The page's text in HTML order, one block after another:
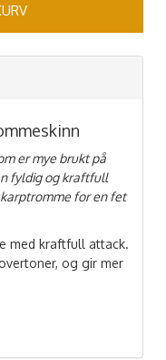
er mye brukt på
fyldig og kraftfull
for en fet
med kraftfull attack.
og gir mer